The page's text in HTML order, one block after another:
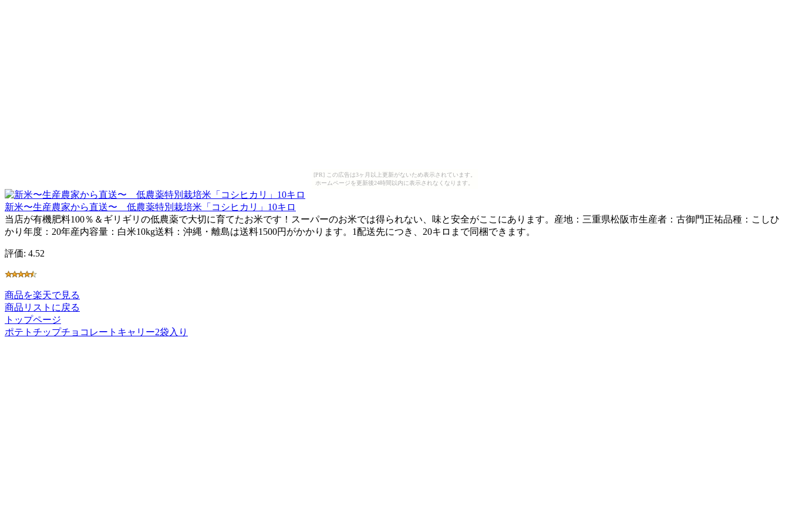
[PR] この広告は3ヶ月以上更新がないため表示されています。
ホームページを更新後24時間以内に表示されなくなります。
新米〜生産農家から直送〜 低農薬特別栽培米「コシヒカリ」10キロ
当店が有機肥料100％＆ギリギリの低農薬で大切に育てたお米です！スーパーのお米では得られない、味と安全がここにあります。産地：三重県松阪市生産者：古御門正祐品種：こしひ
かり年度：20年産内容量：白米10kg送料：沖縄・離島は送料1500円がかかります。1配送先につき、20キロまで同梱できます。
評価: 4.52
商品を楽天で見る
商品リストに戻る
トップページ
ポテトチップチョコレートキャリー2袋入り